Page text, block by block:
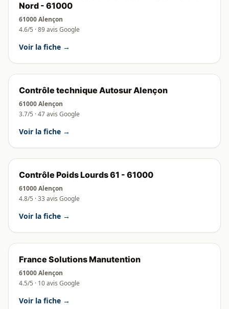
Nord - 61000
61000 Alençon
4.6/5 · 89 avis Google
Voir la fiche →
Contrôle technique Autosur Alençon
61000 Alençon
3.7/5 · 47 avis Google
Voir la fiche →
Contrôle Poids Lourds 61 - 61000
61000 Alençon
4.8/5 · 33 avis Google
Voir la fiche →
France Solutions Manutention
61000 Alençon
4.5/5 · 10 avis Google
Voir la fiche →